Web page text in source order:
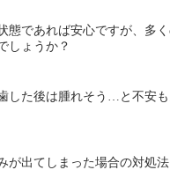
であれば安心ですが、多
しょうか？
した後は腫れそう … と不安
出てしまった場合の対処法